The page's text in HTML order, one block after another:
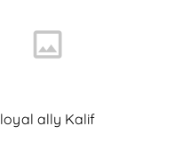
loyal ally Kalif